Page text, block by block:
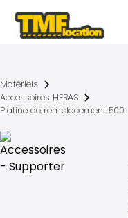
Matériels
Accessoires HERAS
Platine de remplacement 500